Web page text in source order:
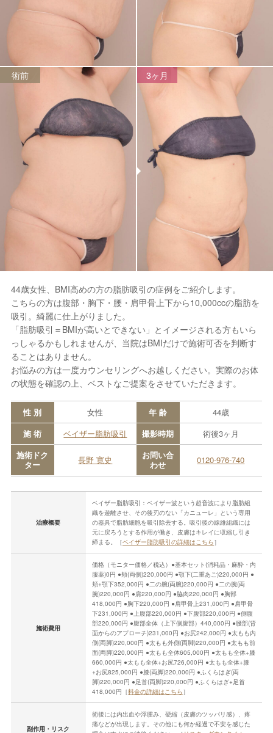
術前 3ヶ月
44歳女性、BMI高めの方の脂肪吸引の症例をご紹介します。
こちらの方は腹部・胸下・腰・肩甲骨上下から10,000ccの脂肪を
吸引。綺麗に仕上がりました。
「脂肪吸引＝BMIが高いとできない」とイメージされる方もいら
っしゃるかもしれませんが、当院はBMIだけで施術可否を判断す
ることはありません。
お悩みの方は一度カウンセリングへお越しください。実際のお体
の状態を確認の上、ベストなご提案をさせていただきます。
性 別 女性 年 齢
44歳
施 術
ベイザー脂肪吸引 撮影時期
術後3ヶ月
施術ドク
ター
長野 寛史
お問い合
わせ
0120-976-740
治療概要
ベイザー脂肪吸引：ベイザー波という超音波により脂肪組
織を遊離させ、その後刃のない「カニューレ」という専用
の器具で脂肪細胞を吸引除去する。吸引後の線維組織には
元に戻ろうとする作用が働き、皮膚はキレイに収縮し引き
締まる。［ベイザー脂肪吸引の詳細はこちら］
施術費用
価格（モニター価格／税込）●基本セット(消耗品・麻酔・内
服薬)0円 ●頬(両側)220,000円 ●顎下(二重あご)220,000円 ●
頬+顎下352,000円 ●二の腕(両腕)220,000円 ●二の腕(両
腕)220,000円 ●肩220,000円 ●脇肉220,000円 ●胸部
418,000円 ●胸下220,000円 ●肩甲骨上231,000円 ●肩甲骨
下231,000円 ●上腹部220,000円 ●下腹部220,000円 ●側腹
部220,000円 ●腹部全体（上下側腹部）440,000円 ●腰部(背
面からのアプローチ)231,000円 ●お尻242,000円 ●太もも内
側(両脚)220,000円 ●太もも外側(両脚)220,000円 ●太もも前
面(両脚)220,000円 ●太もも全体605,000円 ●太もも全体+膝
660,000円 ●太もも全体+お尻726,000円 ●太もも全体+膝
+お尻825,000円 ●膝(両脚)220,000円 ●ふくらはぎ(両
脚)220,000円 ●足首(両脚)220,000円 ●ふくらはぎ+足首
418,000円［料金の詳細はこちら］
副作用・リスク
術後には内出血や浮腫み、硬縮（皮膚のツッパリ感）、疼
痛などが出現します。その他にも何か経過で不安を感じた